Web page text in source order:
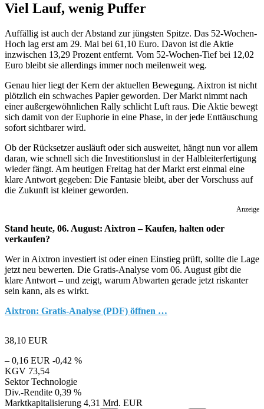
Viel Lauf, wenig Puffer
Auffällig ist auch der Abstand zur jüngsten Spitze. Das 52-Wochen-
Hoch lag erst am 29. Mai bei 61,10 Euro. Davon ist die Aktie
inzwischen 13,29 Prozent entfernt. Vom 52-Wochen-Tief bei 12,02
Euro bleibt sie allerdings immer noch meilenweit weg.
Genau hier liegt der Kern der aktuellen Bewegung. Aixtron ist nicht
plötzlich ein schwaches Papier geworden. Der Markt nimmt nach
einer außergewöhnlichen Rally schlicht Luft raus. Die Aktie bewegt
sich damit von der Euphorie in eine Phase, in der jede Enttäuschung
sofort sichtbarer wird.
Ob der Rücksetzer ausläuft oder sich ausweitet, hängt nun vor allem
daran, wie schnell sich die Investitionslust in der Halbleiterfertigung
wieder fängt. Am heutigen Freitag hat der Markt erst einmal eine
klare Antwort gegeben: Die Fantasie bleibt, aber der Vorschuss auf
die Zukunft ist kleiner geworden.
Anzeige
Stand heute, 06. August: Aixtron – Kaufen, halten oder
verkaufen?
Wer in Aixtron investiert ist oder einen Einstieg prüft, sollte die Lage
jetzt neu bewerten. Die Gratis-Analyse vom 06. August gibt die
klare Antwort – und zeigt, warum Abwarten gerade jetzt riskanter
sein kann, als es wirkt.
Aixtron: Gratis-Analyse (PDF) öffnen …
38,10 EUR
– 0,16 EUR -0,42 %
KGV 73,54
Sektor Technologie
Div.-Rendite 0,39 %
Marktkapitalisierung 4,31 Mrd. EUR